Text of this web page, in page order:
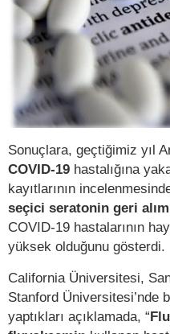
Sonuçlara, geçtiğimiz yıl
COVID-19 hastalığına
kayıtlarının
seçici seratonin geri
COVID-19 hastalarının
yüksek olduğunu gösterdi.
California Üniversitesi,
Stanford Üniversitesi’nde
yaptıkları açıklamada, “